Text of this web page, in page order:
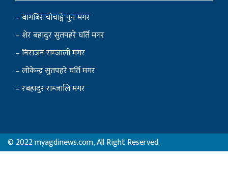
– बागबिर चोचाङ्गे पुन मगर
– शेर बहादुर सुतपहरे घर्ति मगर
– निराजन राम्जाली मगर
– लोकेन्द्र सुतपहरे घर्ति मगर
– रबहादुर राम्जालि मगर
© 2022 myagdinews.com, All Right Reserved.